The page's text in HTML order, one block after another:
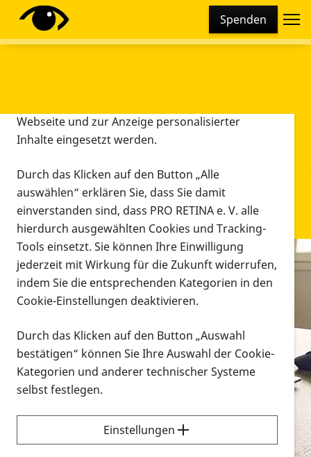
Spenden
Infomaterial
Infomaterial
Vorlesen
Alle Infomaterialien in verschiedenen
Formaten an einem Ort
Sie möchten wissen, wie Sie nach Infonmaterial
suchen und dieses bestellen bzw. herunterladen
können? Schauen Sie sich dieErklärvideos zum
Diese Webseite setzt verschiedene Cookies und
Tracking-Tools ein. Dies beinhaltet Cookies und
Webseite und zur Anzeige personalisierter
Inhalte eingesetzt werden.
Durch das Klicken auf den Button „Alle
auswählen“ erklären Sie, dass Sie damit
einverstanden sind, dass PRO RETINA e. V. alle
hierdurch ausgewählten Cookies und Tracking-
Tools einsetzt. Sie können Ihre Einwilligung
jederzeit mit Wirkung für die Zukunft widerrufen,
indem Sie die entsprechenden Kategorien in den
Cookie-Einstellungen deaktivieren.
Durch das Klicken auf den Button „Auswahl
bestätigen“ können Sie Ihre Auswahl der Cookie-
Kategorien und anderer technischer Systeme
selbst festlegen.
Einstellungen